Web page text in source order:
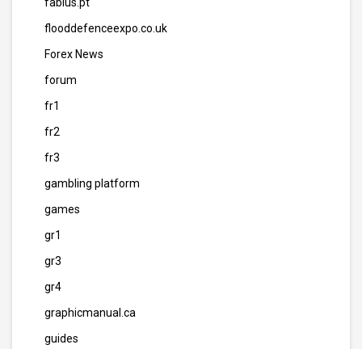
flooddefenceexpo.co.uk
Forex News
forum
fr1
fr2
fr3
gambling platform
games
gr1
gr3
gr4
graphicmanual.ca
guides